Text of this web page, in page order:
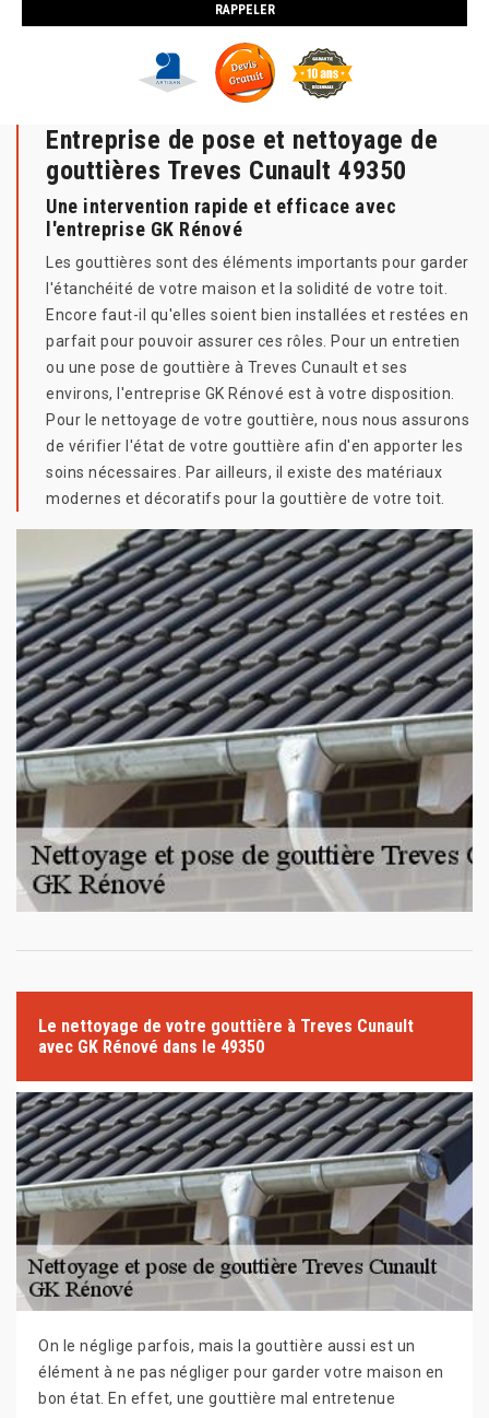
Entreprise de pose et nettoyage de
gouttières Treves Cunault 49350
Une intervention rapide et efficace avec
l'entreprise GK Rénové
Les gouttières sont des éléments importants pour garder
l'étanchéité de votre maison et la solidité de votre toit.
Encore faut-il qu'elles soient bien installées et restées en
parfait pour pouvoir assurer ces rôles. Pour un entretien
ou une pose de gouttière à Treves Cunault et ses
environs, l'entreprise GK Rénové est à votre disposition.
Pour le nettoyage de votre gouttière, nous nous assurons
de vérifier l'état de votre gouttière afin d'en apporter les
soins nécessaires. Par ailleurs, il existe des matériaux
modernes et décoratifs pour la gouttière de votre toit.
Le nettoyage de votre gouttière à Treves Cunault
avec GK Rénové dans le 49350
On le néglige parfois, mais la gouttière aussi est un
élément à ne pas négliger pour garder votre maison en
bon état. En effet, une gouttière mal entretenue